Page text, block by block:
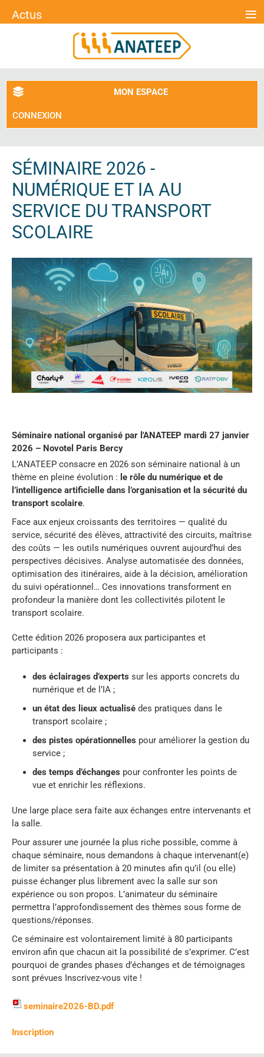
MON ESPACE
CONNEXION
SÉMINAIRE 2026 -
NUMÉRIQUE ET IA AU
SERVICE DU TRANSPORT
SCOLAIRE
Séminaire national organisé par l'ANATEEP mardi 27 janvier
2026 – Novotel Paris Bercy
L’ANATEEP consacre en 2026 son séminaire national à un
thème en pleine évolution : le rôle du numérique et de
l’intelligence artificielle dans l’organisation et la sécurité du
transport scolaire.
Face aux enjeux croissants des territoires — qualité du
service, sécurité des élèves, attractivité des circuits, maîtrise
des coûts — les outils numériques ouvrent aujourd’hui des
perspectives décisives. Analyse automatisée des données,
optimisation des itinéraires, aide à la décision, amélioration
du suivi opérationnel… Ces innovations transforment en
profondeur la manière dont les collectivités pilotent le
transport scolaire.
Cette édition 2026 proposera aux participantes et
participants :
des éclairages d’experts sur les apports concrets du
numérique et de l’IA ;
un état des lieux actualisé des pratiques dans le
transport scolaire ;
des pistes opérationnelles pour améliorer la gestion du
service ;
des temps d’échanges pour confronter les points de
vue et enrichir les réflexions.
Une large place sera faite aux échanges entre intervenants et
la salle.
Pour assurer une journée la plus riche possible, comme à
chaque séminaire, nous demandons à chaque intervenant(e)
de limiter sa présentation à 20 minutes afin qu’il (ou elle)
puisse échanger plus librement avec la salle sur son
expérience ou son propos. L’animateur du séminaire
permettra l’approfondissement des thèmes sous forme de
questions/réponses.
Ce séminaire est volontairement limité à 80 participants
environ afin que chacun ait la possibilité de s’exprimer. C’est
pourquoi de grandes phases d’échanges et de témoignages
sont prévues Inscrivez-vous vite !
seminaire2026-BD.pdf
Inscription
Actus ≡